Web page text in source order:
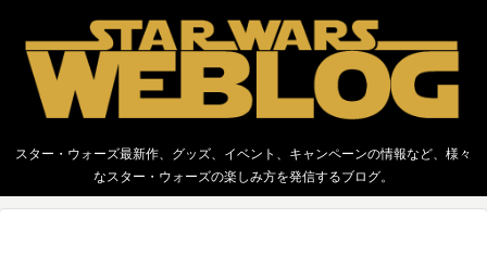
スター・ウォーズ最新作、グッズ、イベント、キャンペーンの情報など、様々
なスター・ウォーズの楽しみ方を発信するブログ。